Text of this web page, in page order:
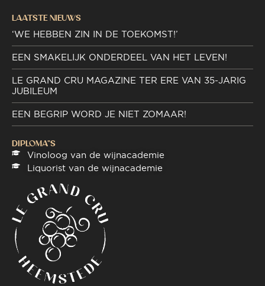
LAATSTE NIEUWS
‘WE HEBBEN ZIN IN DE TOEKOMST!’
EEN SMAKELIJK ONDERDEEL VAN HET LEVEN!
LE GRAND CRU MAGAZINE TER ERE VAN 35-JARIG
JUBILEUM
EEN BEGRIP WORD JE NIET ZOMAAR!
DIPLOMA"S
Vinoloog van de wijnacademie
Liquorist van de wijnacademie